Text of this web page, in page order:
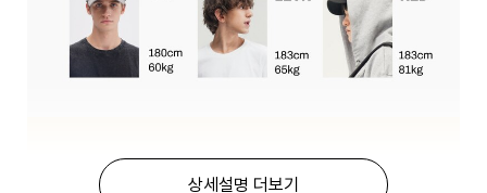
상세설명 더보기